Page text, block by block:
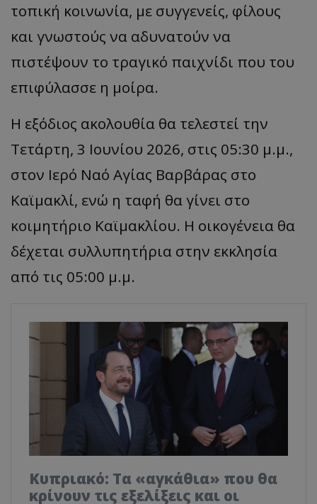
τοπική κοινωνία, με συγγενείς, φίλους
και γνωστούς να αδυνατούν να
πιστέψουν το τραγικό παιχνίδι που του
επιφύλασσε η μοίρα.
​Η εξόδιος ακολουθία θα τελεστεί την
Τετάρτη, 3 Ιουνίου 2026, στις 05:30 μ.μ.,
στον Ιερό Ναό Αγίας Βαρβάρας στο
Καϊμακλί, ενώ η ταφή θα γίνει στο
κοιμητήριο Καϊμακλίου. Η οικογένεια θα
δέχεται συλλυπητήρια στην εκκλησία
από τις 05:00 μ.μ.
Κυπριακό: Τα «αγκάθια» που θα
κρίνουν τις εξελίξεις και οι